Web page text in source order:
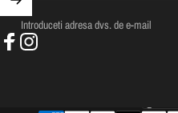
Introduceti adresa dvs. de e-mail
Tara/